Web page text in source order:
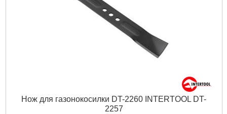
Нож для газонокосилки DT-2260 INTERTOOL DT-
2257